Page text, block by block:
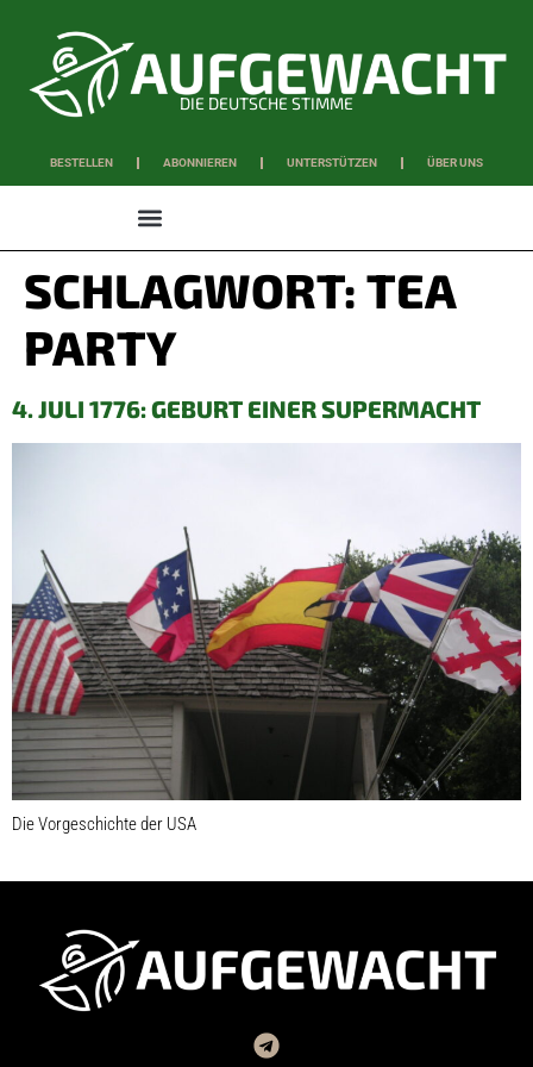
DIE DEUTSCHE STIMME
BESTELLEN ABONNIEREN UNTERSTÜTZEN ÜBER UNS
SCHLAGWORT: TEA
PARTY
4. JULI 1776: GEBURT EINER SUPERMACHT
Die Vorgeschichte der USA